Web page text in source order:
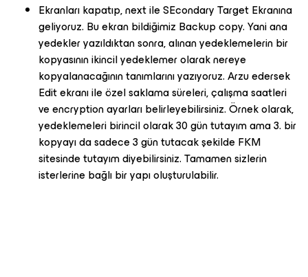
Ekranları kapatıp, next ile SEcondary Target Ekranına
geliyoruz. Bu ekran bildiğimiz Backup copy. Yani ana
yedekler yazıldıktan sonra, alınan yedeklemelerin bir
kopyasının ikincil yedeklemer olarak nereye
kopyalanacağının tanımlarını yazıyoruz. Arzu edersek
Edit ekranı ile özel saklama süreleri, çalışma saatleri
ve encryption ayarları belirleyebilirsiniz. Örnek olarak,
yedeklemeleri birincil olarak 30 gün tutayım ama 3. bir
kopyayı da sadece 3 gün tutacak şekilde FKM
sitesinde tutayım diyebilirsiniz. Tamamen sizlerin
isterlerine bağlı bir yapı oluşturulabilir.